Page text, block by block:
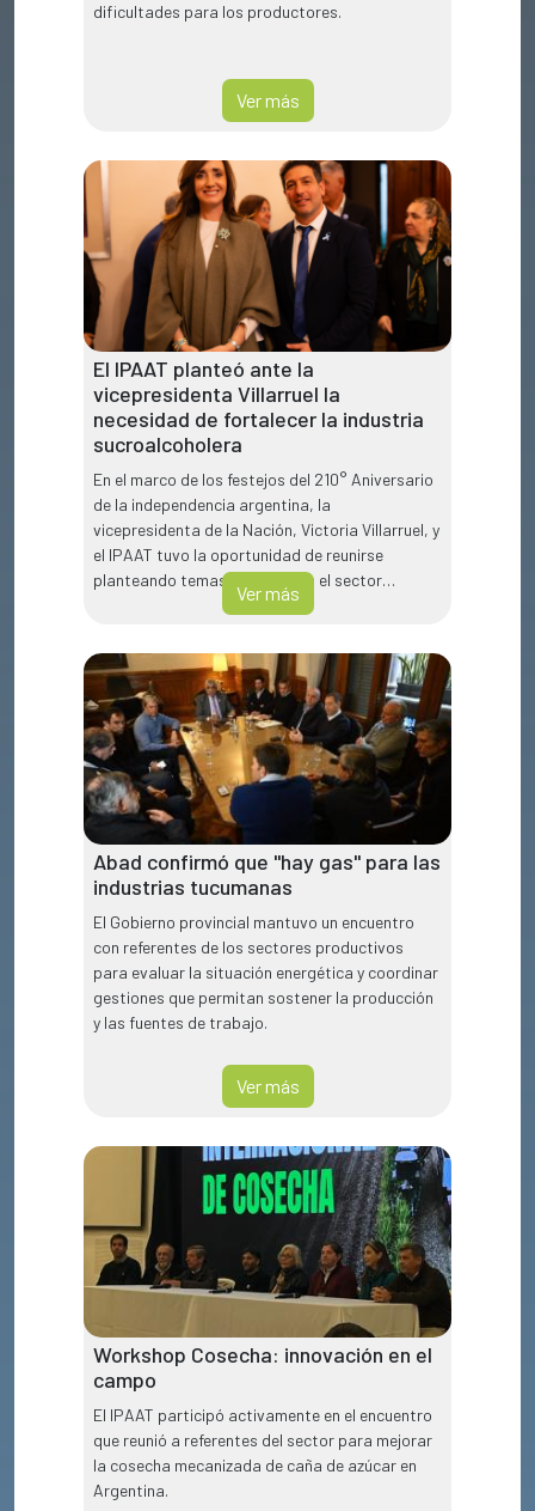
dificultades para los productores.
Ver más
El IPAAT planteó ante la
vicepresidenta Villarruel la
necesidad de fortalecer la industria
sucroalcoholera
En el marco de los festejos del 210° Aniversario
de la independencia argentina, la
vicepresidenta de la Nación, Victoria Villarruel, y
el IPAAT tuvo la oportunidad de reunirse
planteando temas claves para el sector
Ver más
Abad confirmó que "hay gas" para las
industrias tucumanas
El Gobierno provincial mantuvo un encuentro
con referentes de los sectores productivos
para evaluar la situación energética y coordinar
gestiones que permitan sostener la producción
y las fuentes de trabajo.
Ver más
Workshop Cosecha: innovación en el
campo
El IPAAT participó activamente en el encuentro
que reunió a referentes del sector para mejorar
la cosecha mecanizada de caña de azúcar en
Argentina.